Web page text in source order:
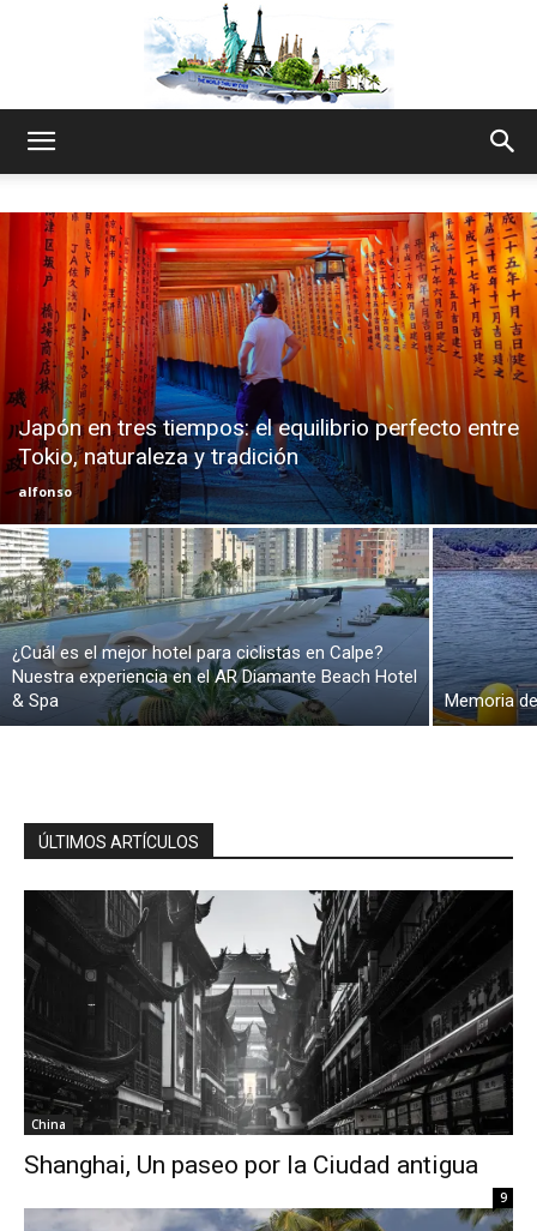
World
Thru
My
Eyes
Japón en tres tiempos: el equilibrio perfecto entre
Tokio, naturaleza y tradición
alfonso
¿Cuál es el mejor hotel para ciclistas en Calpe?
Nuestra experiencia en el AR Diamante Beach Hotel
& Spa
Memoria
ÚLTIMOS ARTÍCULOS
China
Shanghai, Un paseo por la Ciudad antigua
9